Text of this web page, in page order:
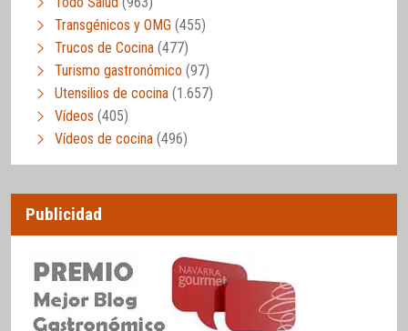
Transgénicos y OMG (455)
Trucos de Cocina (477)
Turismo gastronómico (97)
Utensilios de cocina (1.657)
Vídeos (405)
Vídeos de cocina (496)
Publicidad